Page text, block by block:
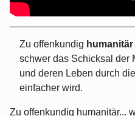
Zu offenkundig humanitär
schwer das Schicksal der
und deren Leben durch
einfacher wird.
Zu offenkundig humanitär...